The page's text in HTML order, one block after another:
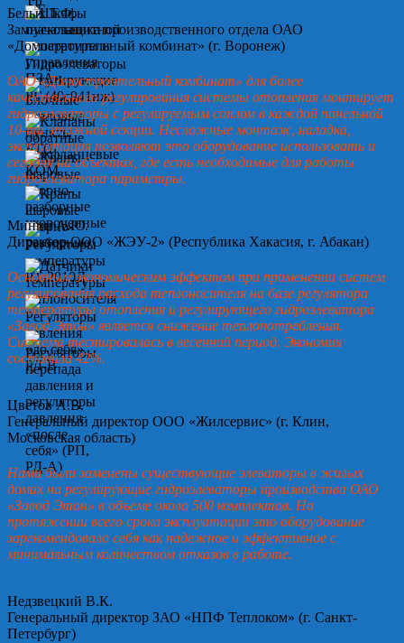
Белых Т.Ф.
Замначальника производственного отдела ОАО
«Домостроительный комбинат» (г. Воронеж)
ОАО «Домостроительный комбинат» для более
качественного регулирования системы отопления монтирует
гидроэлеваторы с регулируемым соплом в каждой панельной
10-ти этажной секции. Несложные монтаж, наладка,
эксплуатация позволяют это оборудование использовать и
сегодня на объектах, где есть необходимые для работы
гидроэлеватора параметры.
Минин А.Ю.
Директор ООО «ЖЭУ-2» (Республика Хакасия, г. Абакан)
Основным экономическим эффектом при применении систем
регулирования расхода теплоносителя на базе регулятора
температуры отопления и регулирующего гидроэлеватора
«Завод Этон» является снижение теплопотребления.
Система тестировалась в весенний период. Экономия
составила 42%.
Цветов А.В.
Генеральный директор ООО «Жилсервис» (г. Клин,
Московская область)
Нами были заменены существующие элеваторы в жилых
домах на регулирующие гидроэлеваторы производства ОАО
«Завод Этон» в объеме около 500 комплектов. На
протяжении всего срока эксплуатации это оборудование
зарекомендовало себя как надежное и эффективное с
минимальным количеством отказов в работе.
Недзвецкий В.К.
Генеральный директор ЗАО «НПФ Теплоком» (г. Санкт-
Петербург)